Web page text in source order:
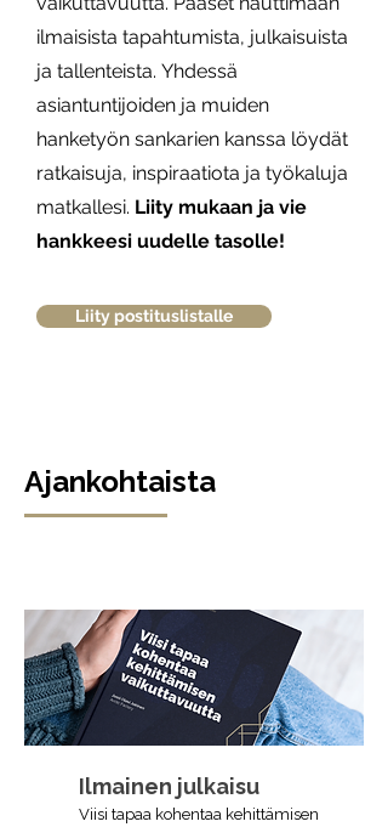
ilmaisista tapahtumista, julkaisuista
ja tallenteista. Yhdessä
asiantuntijoiden ja muiden
hanketyön sankarien kanssa löydät
ratkaisuja, inspiraatiota ja työkaluja
matkallesi. Liity mukaan ja vie
hankkeesi uudelle tasolle!
Liity postituslistalle
Ajankohtaista
Ilmainen julkaisu
Viisi tapaa kohentaa kehittämisen